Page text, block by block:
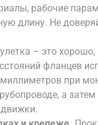
рабочие
длину. Не
– это
фланцев
при
а затем